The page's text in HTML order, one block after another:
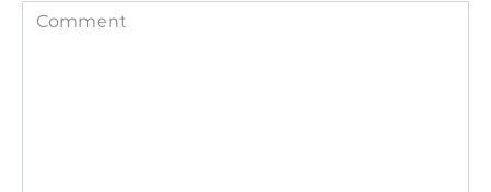
Comment